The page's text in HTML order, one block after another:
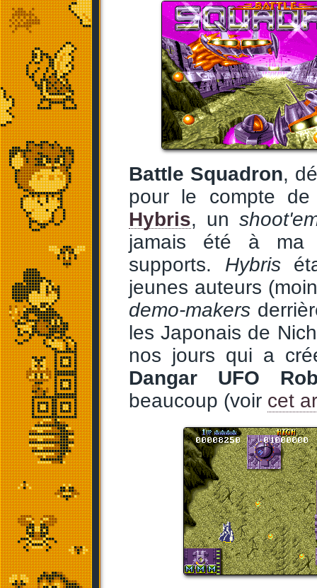
Battle Squadron,
pour le compte
Hybris, un
jamais été à ma
supports. Hybris
jeunes auteurs
demo-makers
les Japonais de
nos jours qui a
Dangar UFO
beaucoup (voir cet